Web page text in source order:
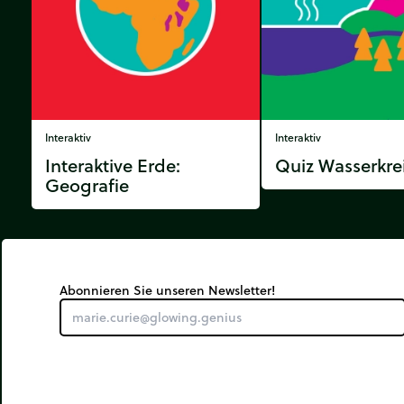
Interaktiv
Interaktive Erde:
Geografie
Interaktiv
Quiz
Abonnieren Sie unseren Newsletter!